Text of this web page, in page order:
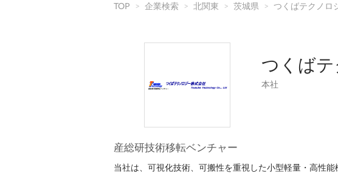
TOP 企業検索 北関東 茨城県 つくばテクノロ
つくば
本社
産総研技術移転ベンチャー
当社は、可視化技術、可搬性を重視した小型軽量・高性